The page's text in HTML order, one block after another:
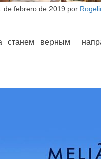
de febrero de 2019 por
станем верным